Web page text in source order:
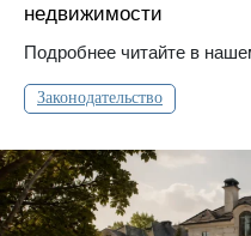
недвижимости
Подробнее читайте в
Законодательство